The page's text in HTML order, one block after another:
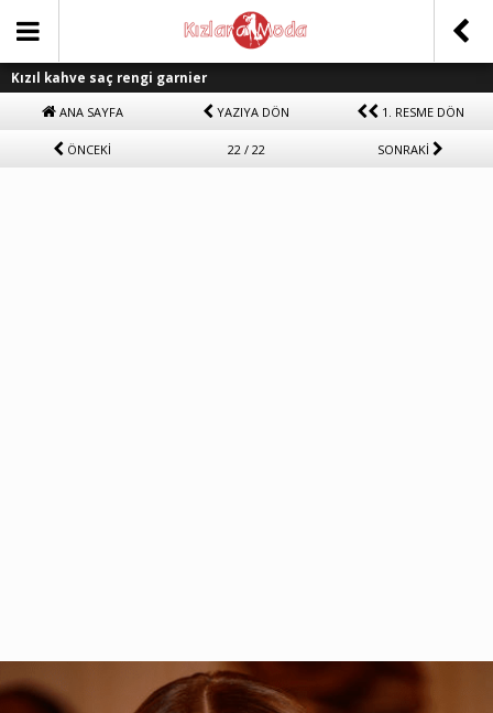
Kızıl kahve saç rengi garnier
ANA SAYFA YAZIYA DÖN 1. RESME DÖN
ÖNCEKİ 22 / 22 SONRAKİ